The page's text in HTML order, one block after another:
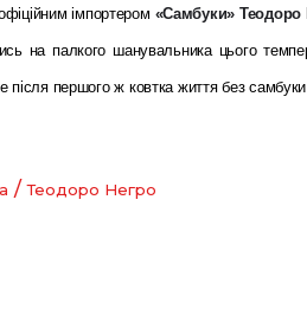
імпортером «Самбуки» Теодоро
на палкого шанувальника цього
першого ж ковтка життя без
/Теодоро Негро